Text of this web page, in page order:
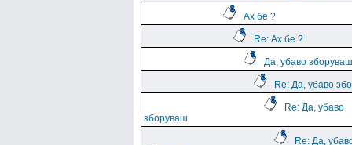
Ах бе ?
Re: Ах бе ?
Да, убаво зборуваш
Re: Да, убаво
Re: Да, убаво
зборуваш
Re: Да,